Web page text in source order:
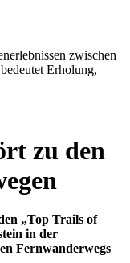
zwischen
Erholung,
zu den
„Top Trails of
in der
Fernwanderwegs